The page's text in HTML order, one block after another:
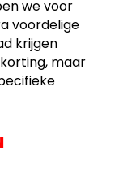
we voor
voordelige
krijgen
maar